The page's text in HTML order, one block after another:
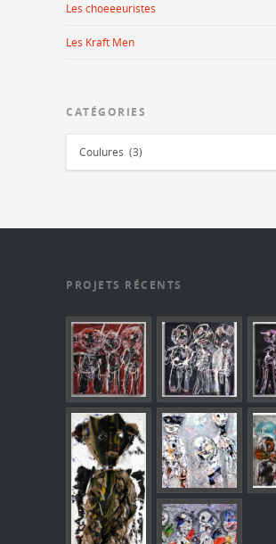
Les choeeeuristes
Les Kraft Men
CATÉGORIES
PROJETS RÉCENTS